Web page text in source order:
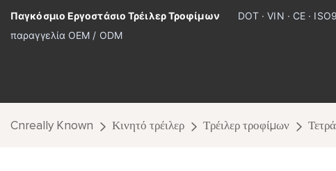
Παγκόσμιο Εργοστάσιο Τρέιλερ Τροφίμων DOT · VIN · CE ·
παραγγελία OEM / ODM
Cnreally Known Κινητό τρέιλερ Τρέιλερ τροφίμων